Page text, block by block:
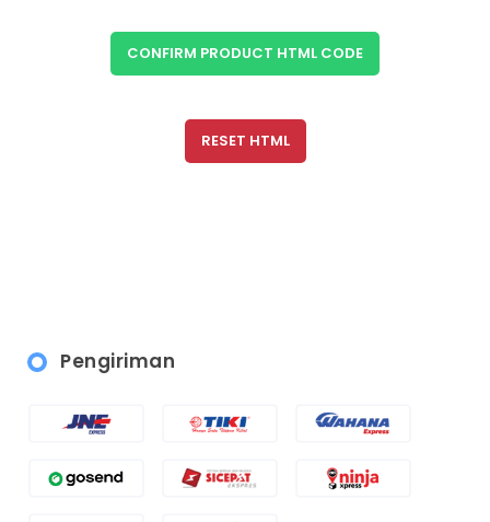
CONFIRM PRODUCT HTML CODE
RESET HTML
Pengiriman